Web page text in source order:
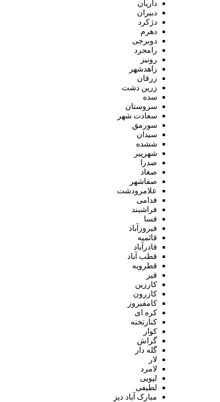
داریان
دبیران
دژکرد
دهرم
دوبرجی
رامجرد
رونیز
زاهدشهر
زرقان
زرین دشت
سده
سروستان
سعادت شهر
سورمق
سیدان
ششده
شهرپیر
صدرا
صغاد
صفاشهر
علامرودشت
فدامی
فراشبند
فسا
فیروزآباد
قائمیه
قادرآباد
قطب آباد
قطرویه
قیر
کارزین
کازرون
کامفیروز
کره ای
کنارتخته
کوار
گراش
گله دار
لار
لامرد
لپویی
لطیفی
مبارک آباد دیز